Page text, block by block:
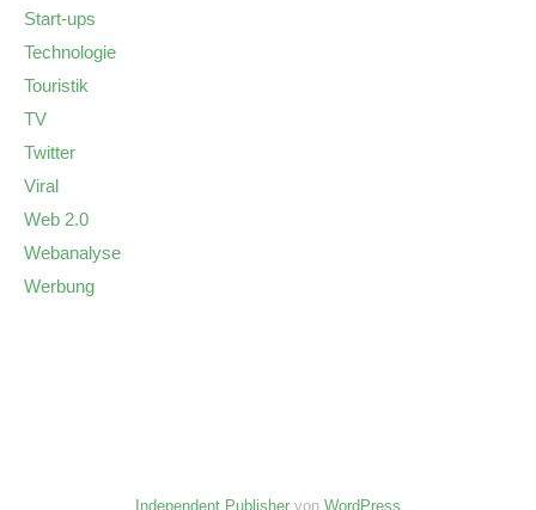
Start-ups
Technologie
Touristik
TV
Twitter
Viral
Web 2.0
Webanalyse
Werbung
Independent Publisher von WordPress